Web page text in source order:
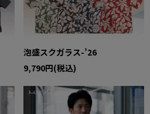
泡盛スクガラス-’26
9,790円(税込)